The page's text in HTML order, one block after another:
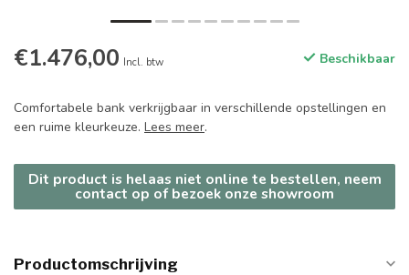
€1.476,00 Incl. btw Beschikbaar
Comfortabele bank verkrijgbaar in verschillende opstellingen en
een ruime kleurkeuze. Lees meer.
Dit product is helaas niet online te bestellen, neem
contact op of bezoek onze showroom
Productomschrijving